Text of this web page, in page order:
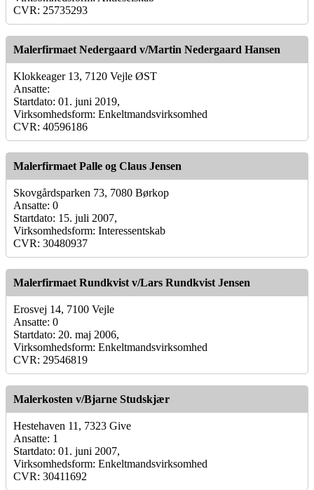
CVR: 25735293
Malerfirmaet Nedergaard v/Martin Nedergaard Hansen
Klokkeager 13, 7120 Vejle ØST
Ansatte:
Startdato: 01. juni 2019,
Virksomhedsform: Enkeltmandsvirksomhed
CVR: 40596186
Malerfirmaet Palle og Claus Jensen
Skovgårdsparken 73, 7080 Børkop
Ansatte: 0
Startdato: 15. juli 2007,
Virksomhedsform: Interessentskab
CVR: 30480937
Malerfirmaet Rundkvist v/Lars Rundkvist Jensen
Erosvej 14, 7100 Vejle
Ansatte: 0
Startdato: 20. maj 2006,
Virksomhedsform: Enkeltmandsvirksomhed
CVR: 29546819
Malerkosten v/Bjarne Studskjær
Hestehaven 11, 7323 Give
Ansatte: 1
Startdato: 01. juni 2007,
Virksomhedsform: Enkeltmandsvirksomhed
CVR: 30411692